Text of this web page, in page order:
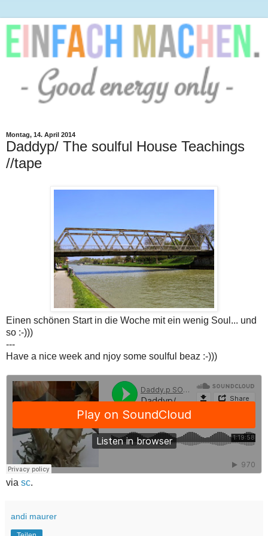
Montag, 14. April 2014
Daddyp/ The soulful House Teachings
//tape
Einen schönen Start in die Woche mit ein wenig Soul... und
so :-)))
---
Have a nice week and njoy some soulful beaz :-)))
via sc.
andi maurer